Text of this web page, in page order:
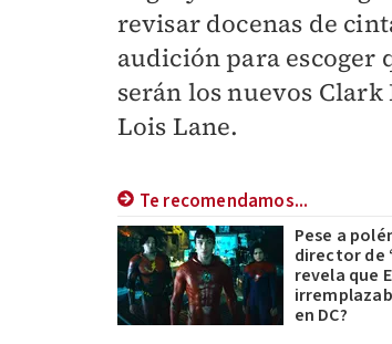
revisar docenas de
audición para escoger
serán los nuevos Clark
Lois Lane.
Te recomendamos...
Pese a
director de
revela que
en DC?